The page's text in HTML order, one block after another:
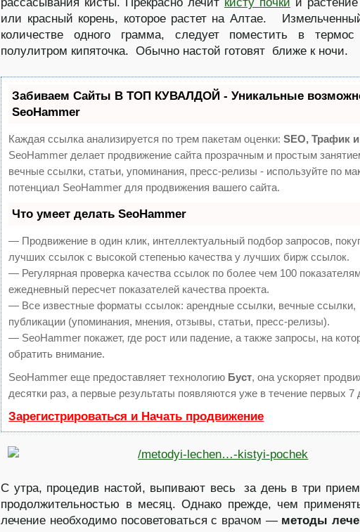
или красный корень, которое растет на Алтае.
количестве одного грамма, следует поместить в
полулитром кипяточка. Обычно настой готовят ближе к ночи.
Забиваем Сайты В ТОП КУВАЛДОЙ - Уникальные
SeoHammer
Каждая ссылка анализируется по трем пакетам оценки:SEO, Трафик
SeoHammer делает продвижение сайта прозрачным и простым
вечные ссылки, статьи, упоминания, пресс-релизы - используйте по
потенциал SeoHammer для продвижения вашего сайта.
Что умеет делать SeoHammer
— Продвижение в один клик, интеллектуальный подбор запросов,
лучших ссылок с высокой степенью качества у лучших бирж ссылок.
— Регулярная проверка качества ссылок по более чем 100
ежедневный пересчет показателей качества проекта.
— Все известные форматы ссылок: арендные ссылки, вечные ссылки,
публикации (упоминания, мнения, отзывы, статьи, пресс-релизы).
— SeoHammer покажет, где рост или падение, а также запросы, на
обратить внимание.
SeoHammer еще предоставляет технологию Буст, она ускоряет
десятки раз, а первые результаты появляются уже в течение первых 7
Зарегистрироваться и Начать продвижение
С утра, процедив настой, выпивают весь за день в три
продолжительностью в месяц. Однако прежде, чем
лечение необходимо посоветоваться с врачом — методы